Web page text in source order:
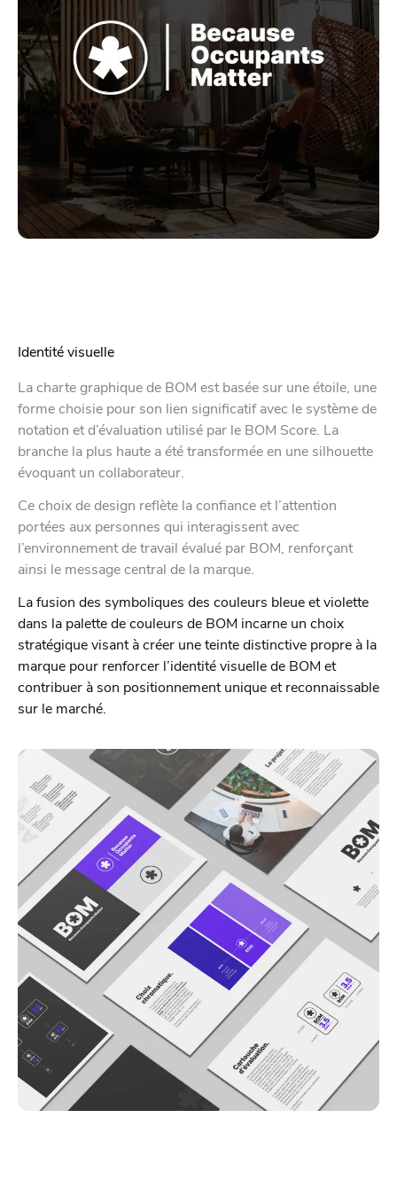
Identité visuelle
La charte graphique de BOM est basée sur une étoile, une
forme choisie pour son lien significatif avec le système de
notation et d’évaluation utilisé par le BOM Score. La
branche la plus haute a été transformée en une silhouette
évoquant un collaborateur.
Ce choix de design reflète la confiance et l’attention
portées aux personnes qui interagissent avec
l’environnement de travail évalué par BOM, renforçant
ainsi le message central de la marque.
La fusion des symboliques des couleurs bleue et violette
dans la palette de couleurs de BOM incarne un choix
stratégique visant à créer une teinte distinctive propre à la
marque pour renforcer l’identité visuelle de BOM et
contribuer à son positionnement unique et reconnaissable
sur le marché.